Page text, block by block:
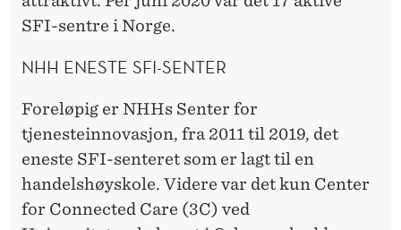
SFI-sentre i Norge.
NHH ENESTE SFI-SENTER
Foreløpig er NHHs Senter for
tjenesteinnovasjon, fra 2011 til 2019, det
eneste SFI-senteret som er lagt til en
handelshøyskole. Videre var det kun Center
for Connected Care (3C) ved